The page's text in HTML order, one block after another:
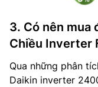
3. Có nên mua
Chiều Inverter
Qua những phân
Daikin inverter